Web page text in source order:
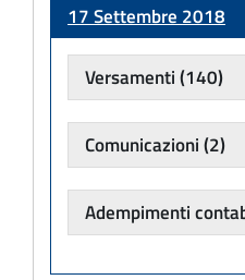
17 Settembre 2018
Versamenti(140)
Comunicazioni(2)
Adempimenti